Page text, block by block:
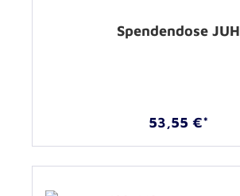
Spendendose JUH
53,55 €*